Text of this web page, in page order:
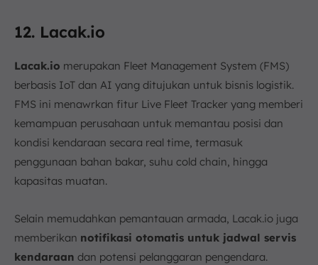
12. Lacak.io
Lacak.io merupakan Fleet Management System (FMS)
berbasis IoT dan AI yang ditujukan untuk bisnis logistik.
FMS ini menawrkan fitur Live Fleet Tracker yang memberi
kemampuan perusahaan untuk memantau posisi dan
kondisi kendaraan secara real time, termasuk
penggunaan bahan bakar, suhu cold chain, hingga
kapasitas muatan.
Selain memudahkan pemantauan armada, Lacak.io juga
memberikan notifikasi otomatis untuk jadwal servis
kendaraan dan potensi pelanggaran pengendara.